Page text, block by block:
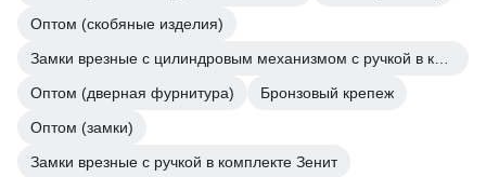
Оптом (скобяные изделия)
Замки врезные с цилиндровым механизмом с ручкой в комплекте
Оптом (дверная фурнитура)
Бронзовый крепеж
Оптом (замки)
Замки врезные с ручкой в комплекте Зенит